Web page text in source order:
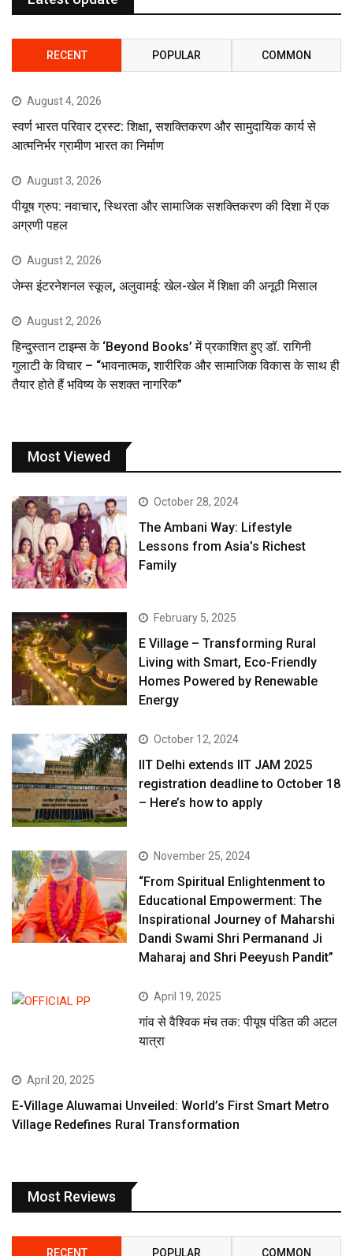
RECENT POPULAR COMMON
August 4, 2026
स्वर्ण भारत परिवार ट्रस्ट: शिक्षा, सशक्तिकरण और सामुदायिक कार्य से
आत्मनिर्भर ग्रामीण भारत का निर्माण
August 3, 2026
पीयूष ग्रुप: नवाचार, स्थिरता और सामाजिक सशक्तिकरण की दिशा में एक
अग्रणी पहल
August 2, 2026
जेम्स इंटरनेशनल स्कूल, अलुवामई: खेल-खेल में शिक्षा की अनूठी मिसाल
August 2, 2026
हिन्दुस्तान टाइम्स के ‘Beyond Books’ में प्रकाशित हुए डॉ. रागिनी
गुलाटी के विचार – “भावनात्मक, शारीरिक और सामाजिक विकास के साथ ही
तैयार होते हैं भविष्य के सशक्त नागरिक”
Most Viewed
October 28, 2024
The Ambani Way: Lifestyle
Lessons from Asia’s Richest
Family
February 5, 2025
E Village – Transforming Rural
Living with Smart, Eco-Friendly
Homes Powered by Renewable
Energy
October 12, 2024
IIT Delhi extends IIT JAM 2025
registration deadline to October 18
– Here’s how to apply
November 25, 2024
“From Spiritual Enlightenment to
Educational Empowerment: The
Inspirational Journey of Maharshi
Dandi Swami Shri Permanand Ji
Maharaj and Shri Peeyush Pandit”
April 19, 2025
गांव से वैश्विक मंच तक: पीयूष पंडित की अटल
यात्रा
April 20, 2025
E-Village Aluwamai Unveiled: World’s First Smart Metro
Village Redefines Rural Transformation
Most Reviews
RECENT POPULAR COMMON